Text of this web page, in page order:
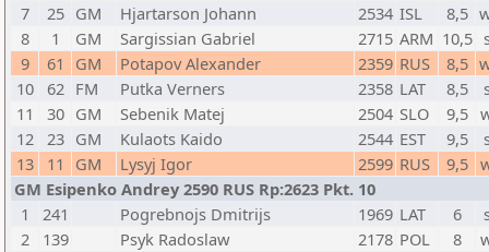
7
25 GM Hjartarson Johann 2534 ISL 8,5
8
1 GM Sargissian Gabriel 2715 ARM 10,5
9
61 GM Potapov Alexander 2359 RUS 8,5
10
62 FM Putka Verners 2358 LAT 8,5
11
30 GM Sebenik Matej 2504 SLO 9,5
12 23 GM Kulaots Kaido 2544 EST 9,5
13
11 GM Lysyj Igor 2599 RUS 9,5
GM Esipenko Andrey 2590 RUS Rp:2623 Pkt. 10
1
241 Pogrebnojs Dmitrijs 1969 LAT 6
2
139 Psyk Radoslaw 2178 POL 8